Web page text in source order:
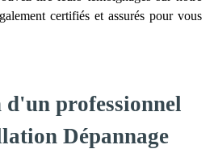
certifiés et assurés pour vous
professionnel
Dépannage